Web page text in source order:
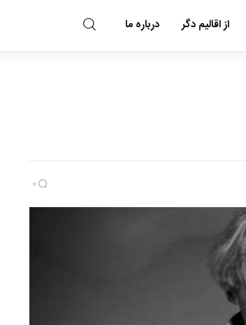
از اقالیم دگر درباره ما
0